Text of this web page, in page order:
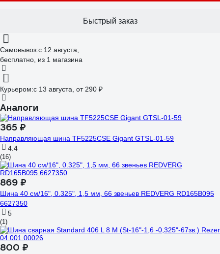
Быстрый заказ
Самовывоз:c 12 августа,
бесплатно , из 1 магазина
Курьером:c 13 августа, от 290 ₽
Аналоги
365 ₽
Направляющая шина TF5225CSE Gigant GTSL-01-59
4.4
(16)
869 ₽
Шина 40 см/16", 0.325", 1,5 мм, 66 звеньев REDVERG RD165B095
6627350
5
(1)
800 ₽